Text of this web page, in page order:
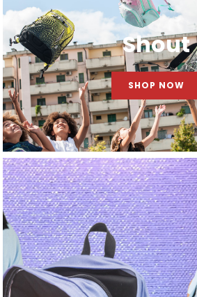
Shout
SHOP NOW